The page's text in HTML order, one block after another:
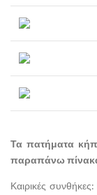
Τα πατήματα
παραπάνω
Καιρικές